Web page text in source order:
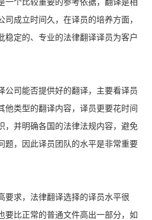
一个比较重要的参考依据，翻译是相
成立时间久，在译员的培养方面，
稳定的、专业的法律翻译译员为客户
公司能否提供好的翻译，主要看译员
他类型的翻译内容，译员更要花时间
，并明确各国的法律法规内容，避免
题，因此译员团队的水平是非常重要
要求，法律翻译选择的译员水平很
要比正常的普通文件高出一部分，如